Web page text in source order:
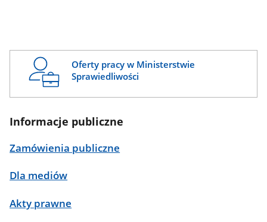
Oferty pracy w Ministerstwie
Sprawiedliwości
Informacje publiczne
Zamówienia publiczne
Dla mediów
Akty prawne